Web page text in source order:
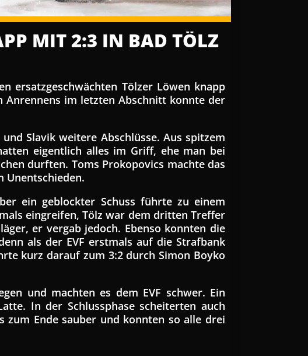
MIT 2:3 IN BAD TÖLZ
ersatzgeschwächten Tölzer Löwen knapp
Anrennens im letzten Abschnitt konnte der
Slavik weitere Abschlüsse. Aus spitzem
eigentlich alles im Griff, ehe man bei
durften. Toms Prokopovics machte das
Unentschieden.
ein geblockter Schuss führte zu einem
eingreifen, Tölz war dem dritten Treffer
er vergab jedoch. Ebenso konnten die
als der EVF erstmals auf die Strafbank
kurz darauf zum 3:2 durch Simon Boyko
und machten es dem EVF schwer. Ein
In der Schlussphase scheiterten auch
zum Ende sauber und konnten so alle drei